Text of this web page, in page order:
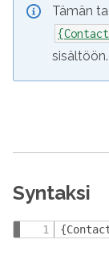
Tämän
sisältöön.
Syntaksi